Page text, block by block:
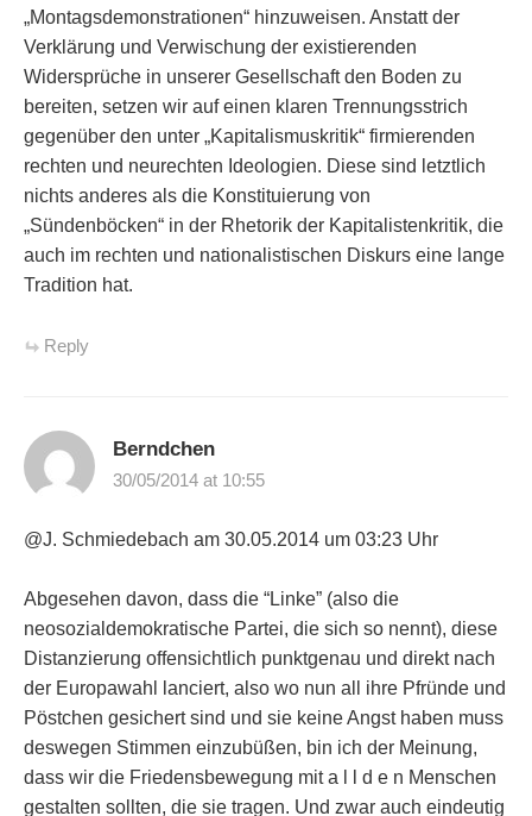
„Montagsdemonstrationen“ hinzuweisen. Anstatt der
Verklärung und Verwischung der existierenden
Widersprüche in unserer Gesellschaft den Boden zu
bereiten, setzen wir auf einen klaren Trennungsstrich
gegenüber den unter „Kapitalismuskritik“ firmierenden
rechten und neurechten Ideologien. Diese sind letztlich
nichts anderes als die Konstituierung von
„Sündenböcken“ in der Rhetorik der Kapitalistenkritik, die
auch im rechten und nationalistischen Diskurs eine lange
Tradition hat.
Reply
Berndchen
30/05/2014 at 10:55
@J. Schmiedebach am 30.05.2014 um 03:23 Uhr
Abgesehen davon, dass die “Linke” (also die
neosozialdemokratische Partei, die sich so nennt), diese
Distanzierung offensichtlich punktgenau und direkt nach
der Europawahl lanciert, also wo nun all ihre Pfründe und
Pöstchen gesichert sind und sie keine Angst haben muss
deswegen Stimmen einzubüßen, bin ich der Meinung,
dass wir die Friedensbewegung mit a l l d e n Menschen
gestalten sollten, die sie tragen. Und zwar auch eindeutig